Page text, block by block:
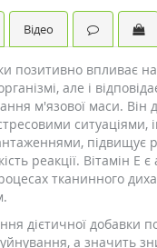
Відео
позитивно впливає
але і
м'язової маси. Він
ситуаціями,
підвищує
реакції. Вітамін Е
тканинного
дієтичної добавки
а значить